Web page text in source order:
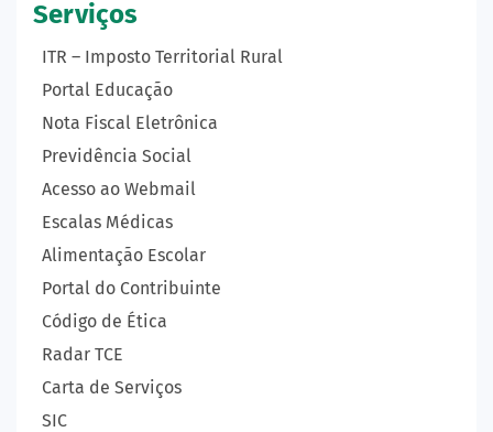
Serviços
ITR – Imposto Territorial Rural
Portal Educação
Nota Fiscal Eletrônica
Previdência Social
Acesso ao Webmail
Escalas Médicas
Alimentação Escolar
Portal do Contribuinte
Código de Ética
Radar TCE
Carta de Serviços
SIC